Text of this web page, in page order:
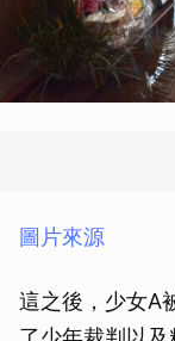
圖片來源
這之後，少女A